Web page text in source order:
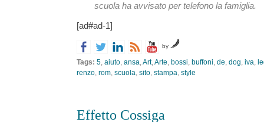
scuola ha avvisato per telefono la famiglia.
[ad#ad-1]
by
Tags: 5 aiuto ansa Art, Arte bossi buffoni de dog iva
renzo rom scuola sito stampa style
Effetto Cossiga